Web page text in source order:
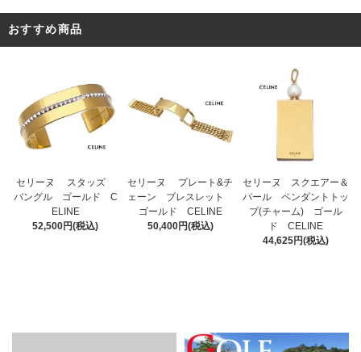
おすすめ商品
セリーヌ スタッズ
バングル ゴールド C
ELINE
52,500円(税込)
セリーヌ プレート&チ
ェーン ブレスレット
ゴールド CELINE
50,400円(税込)
セリーヌ スクエアー＆
パール ペンダントトッ
プ(チャーム) ゴール
ド CELINE
44,625円(税込)